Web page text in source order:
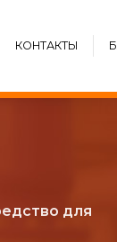
КОНТАКТЫ
для